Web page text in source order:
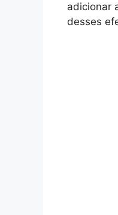
adicionar
desses